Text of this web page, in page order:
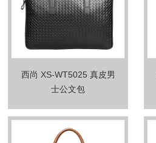
西尚 XS-WT5025 真皮男
士公文包